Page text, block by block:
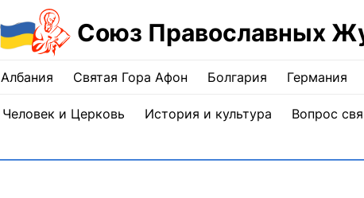
Союз Православных
Албания Святая Гора Афон Болгария Германия
Человек и Церковь История и культура Вопрос